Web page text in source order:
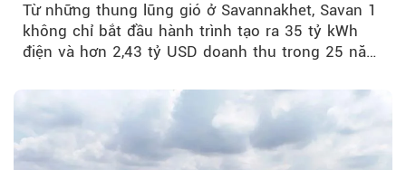
Từ những thung lũng gió ở Savannakhet, Savan 1
không chỉ bắt đầu hành trình tạo ra 35 tỷ kWh
điện và hơn 2,43 tỷ USD doanh thu trong 25 năm